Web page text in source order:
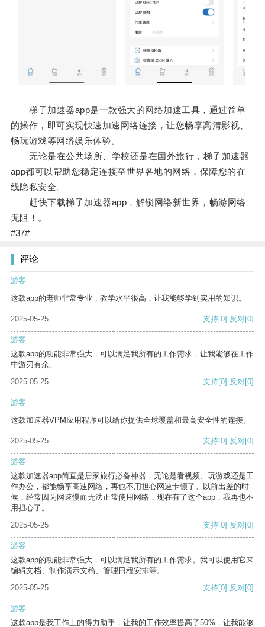
梯子加速器app是一款强大的网络加速工具，通过简单
的操作，即可实现快速加速网络连接，让您畅享高清影视、
畅玩游戏等网络娱乐体验。
无论是在公共场所、学校还是在国外旅行，梯子加速器
app都可以帮助您稳定连接至世界各地的网络，保障您的在
线隐私安全。
赶快下载梯子加速器app，解锁网络新世界，畅游网络
无阻！。
#37#
评论
游客
这款app的老师非常专业，教学水平很高，让我能够学到实用的知识。
2025-05-25 支持[0] 反对[0]
游客
这款app的功能非常强大，可以满足我所有的工作需求，让我能够在工作
中游刃有余。
2025-05-25
支持[0] 反对[0]
游客
这款加速器VPM应用程序可以给你提供全球覆盖和最高安全性的连接。
2025-05-25 支持[0] 反对[0]
游客
这款加速器app简直是居家旅行必备神器，无论是看视频、玩游戏还是工
作办公，都能畅享高速网络，再也不用担心网速卡顿了。以前出差的时
候，经常因为网速慢而无法正常使用网络，现在有了这个app，我再也不
用担心了。
2025-05-25
支持[0] 反对[0]
游客
这款app的功能非常强大，可以满足我所有的工作需求。我可以使用它来
编辑文档、制作演示文稿、管理日程安排等。
2025-05-25
支持[0] 反对[0]
游客
这款app是我工作上的得力助手，让我的工作效率提高了50%，让我能够